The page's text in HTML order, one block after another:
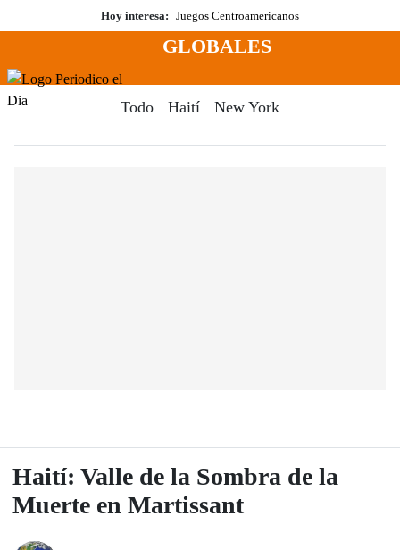
al
Hoy interesa: Juegos Centroamericanos
Menú
GLOBALES
Todo Haití New York
Haití: Valle de la Sombra de la
Muerte en Martissant